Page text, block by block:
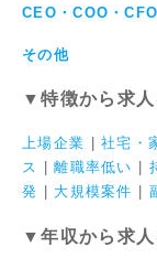
CEO・COO・
その他
▼特徴から求人
上場企業 |社宅・
ス
|離職率低い
発
大規模案件
▼年収から求人